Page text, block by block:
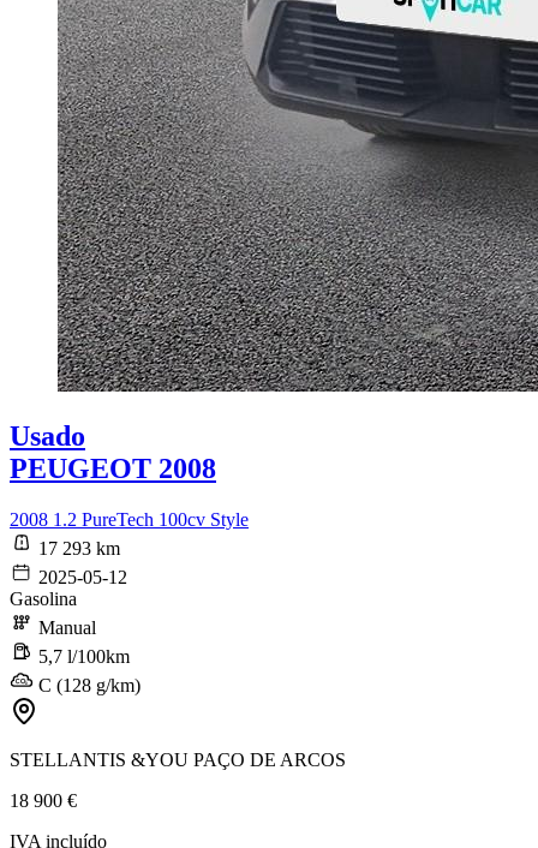
Usado
PEUGEOT 2008
2008 1.2 PureTech 100cv Style
17 293 km
2025-05-12
Gasolina
Manual
5,7 l/100km
C (128 g/km)
STELLANTIS &YOU PAÇO DE ARCOS
18 900 €
IVA incluído